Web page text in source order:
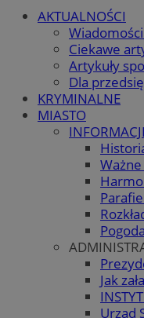
AKTUALNOŚCI
Ciekawe
Artykuły
Dla
KRYMINALNE
MIASTO
Jak
Urząd